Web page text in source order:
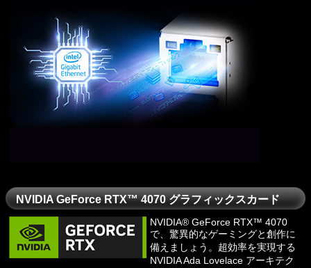
NVIDIA GeForce RTX™ 4070 グラフィックスカード
NVIDIA® GeForce RTX™ 4070
で、驚異的なゲーミングと創作に
備えましょう。超効率を実現する
NVIDIA Ada Lovelace アーキテク